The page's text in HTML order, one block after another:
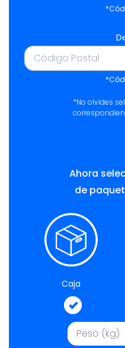
*No olvides
Ahora
de
Caja